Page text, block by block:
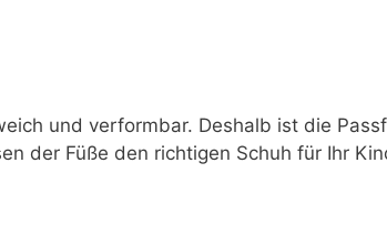
und verformbar. Deshalb ist die
der Füße den richtigen Schuh für Ihr